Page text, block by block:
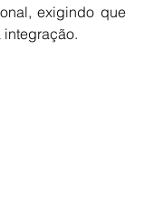
exigindo que
integração.